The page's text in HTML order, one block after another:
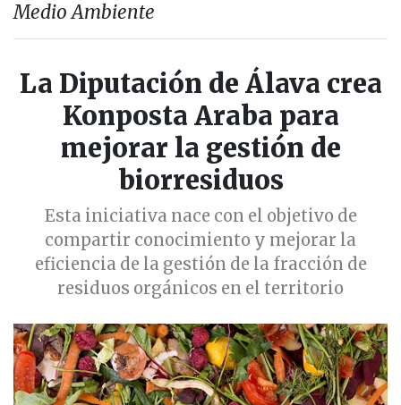
Medio Ambiente
La Diputación de Álava crea
Konposta Araba para
mejorar la gestión de
biorresiduos
Esta iniciativa nace con el objetivo de
compartir conocimiento y mejorar la
eficiencia de la gestión de la fracción de
residuos orgánicos en el territorio